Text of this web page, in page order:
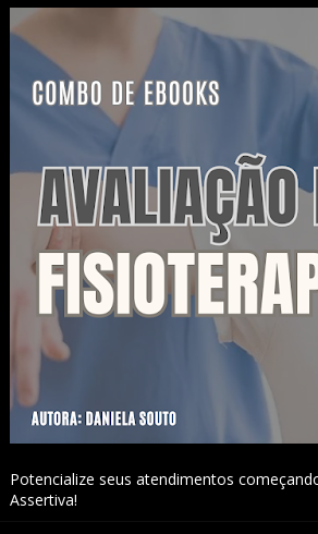
Potencialize seus atendimentos
Assertiva!